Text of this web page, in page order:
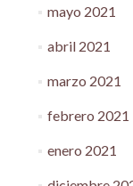
mayo 2021
abril 2021
marzo 2021
febrero 2021
enero 2021